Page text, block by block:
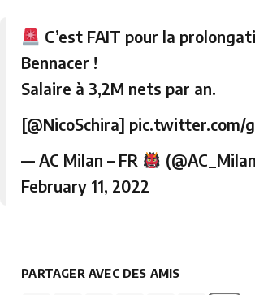
C’est FAIT pour la
Bennacer !
Salaire à 3,2M nets par an.
[@NicoSchira] pic.twitter.com/
— AC Milan – FR
February 11, 2022
PARTAGER AVEC DES AMIS